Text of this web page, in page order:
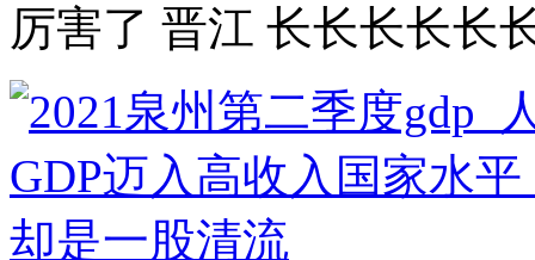
厉害了 晋江 长长长长长